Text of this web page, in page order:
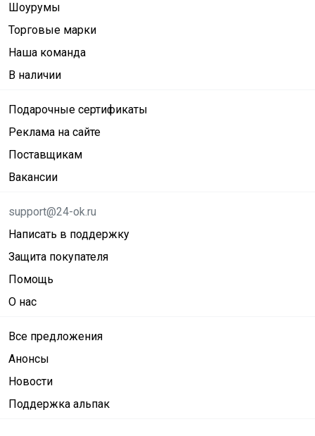
Шоурумы
Торговые марки
Наша команда
В наличии
Подарочные сертификаты
Реклама на сайте
Поставщикам
Вакансии
support@24-ok.ru
Написать в поддержку
Защита покупателя
Помощь
О нас
Все предложения
Анонсы
Новости
Поддержка альпак